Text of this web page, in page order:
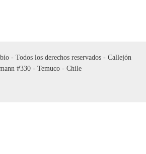
- Todos los derechos reservados - Callejón
#330 - Temuco - Chile